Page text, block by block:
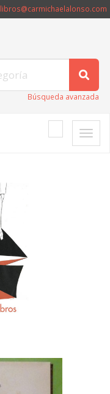
libros@carmichaelalonso.com
Búsqueda avanzada
Toggle